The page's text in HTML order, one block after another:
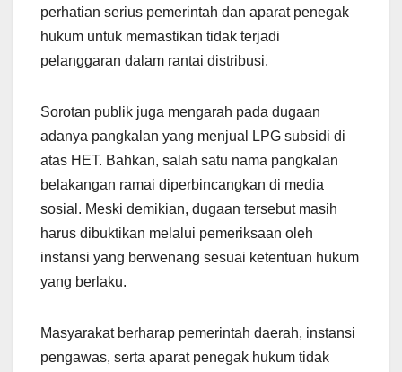
perhatian serius pemerintah dan aparat penegak
hukum untuk memastikan tidak terjadi
pelanggaran dalam rantai distribusi.
Sorotan publik juga mengarah pada dugaan
adanya pangkalan yang menjual LPG subsidi di
atas HET. Bahkan, salah satu nama pangkalan
belakangan ramai diperbincangkan di media
sosial. Meski demikian, dugaan tersebut masih
harus dibuktikan melalui pemeriksaan oleh
instansi yang berwenang sesuai ketentuan hukum
yang berlaku.
Masyarakat berharap pemerintah daerah, instansi
pengawas, serta aparat penegak hukum tidak